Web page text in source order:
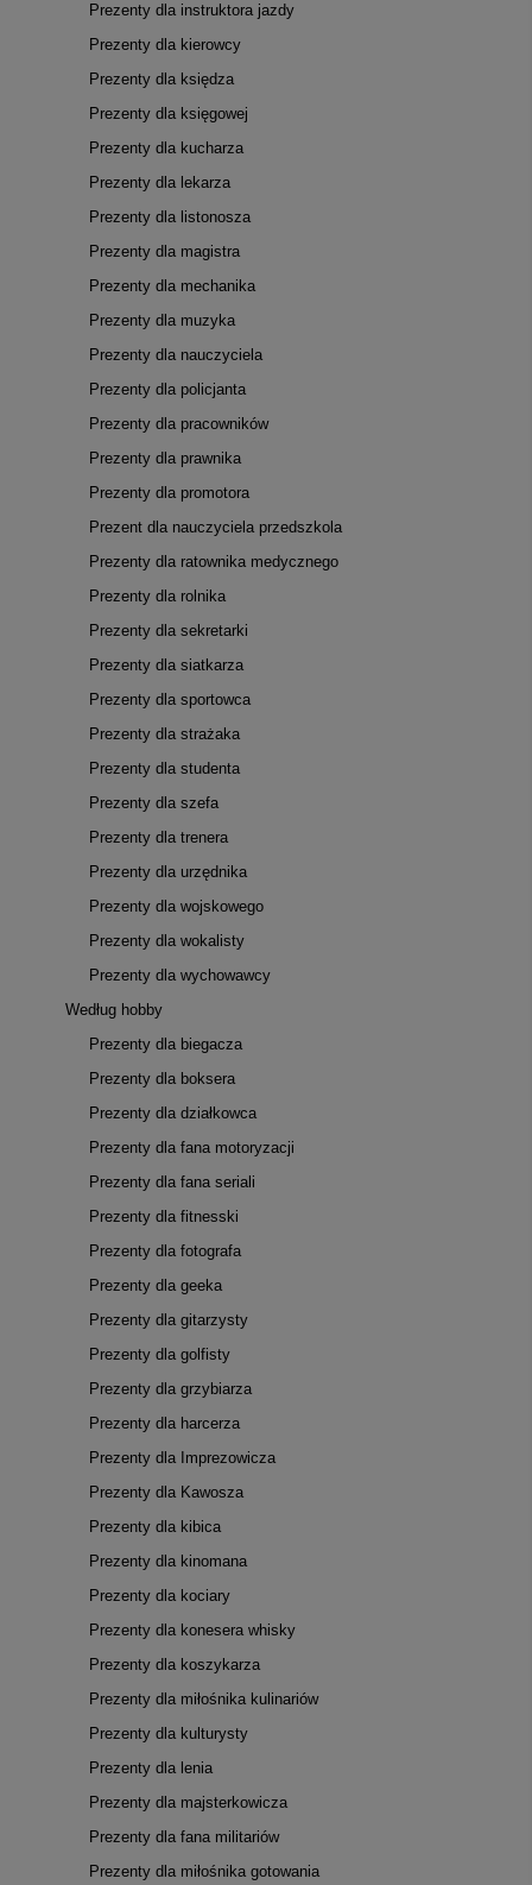
Prezenty dla instruktora jazdy
Prezenty dla kierowcy
Prezenty dla księdza
Prezenty dla księgowej
Prezenty dla kucharza
Prezenty dla lekarza
Prezenty dla listonosza
Prezenty dla magistra
Prezenty dla mechanika
Prezenty dla muzyka
Prezenty dla nauczyciela
Prezenty dla policjanta
Prezenty dla pracowników
Prezenty dla prawnika
Prezenty dla promotora
Prezent dla nauczyciela przedszkola
Prezenty dla ratownika medycznego
Prezenty dla rolnika
Prezenty dla sekretarki
Prezenty dla siatkarza
Prezenty dla sportowca
Prezenty dla strażaka
Prezenty dla studenta
Prezenty dla szefa
Prezenty dla trenera
Prezenty dla urzędnika
Prezenty dla wojskowego
Prezenty dla wokalisty
Prezenty dla wychowawcy
Według hobby
Prezenty dla biegacza
Prezenty dla boksera
Prezenty dla działkowca
Prezenty dla fana motoryzacji
Prezenty dla fana seriali
Prezenty dla fitnesski
Prezenty dla fotografa
Prezenty dla geeka
Prezenty dla gitarzysty
Prezenty dla golfisty
Prezenty dla grzybiarza
Prezenty dla harcerza
Prezenty dla Imprezowicza
Prezenty dla Kawosza
Prezenty dla kibica
Prezenty dla kinomana
Prezenty dla kociary
Prezenty dla konesera whisky
Prezenty dla koszykarza
Prezenty dla miłośnika kulinariów
Prezenty dla kulturysty
Prezenty dla lenia
Prezenty dla majsterkowicza
Prezenty dla fana militariów
Prezenty dla miłośnika gotowania